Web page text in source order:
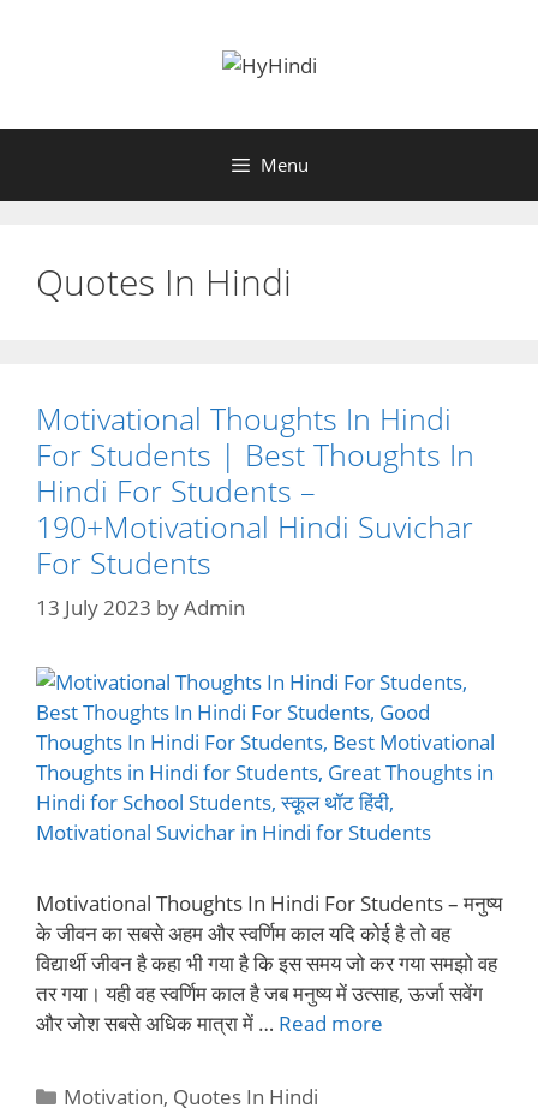
Menu
Quotes In Hindi
Motivational Thoughts In Hindi
For Students | Best Thoughts In
Hindi For Students –
190+Motivational Hindi Suvichar
For Students
13 July 2023 byAdmin
Motivational Thoughts In Hindi For Students – मनुष्य
के जीवन का सबसे अहम और स्वर्णिम काल यदि कोई है तो वह
विद्यार्थी जीवन है कहा भी गया है कि इस समय जो कर गया समझो वह
तर गया। यही वह स्वर्णिम काल है जब मनुष्य में उत्साह, ऊर्जा सवेंग
और जोश सबसे अधिक मात्रा में … Read more
Categories
Motivation, Quotes In Hindi